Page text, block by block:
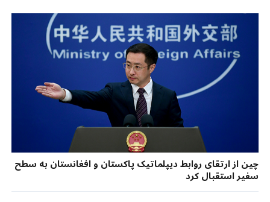
چین از ارتقای روابط دیپلماتیک پاکستان و افغانستان به سطح
سفیر استقبال کرد